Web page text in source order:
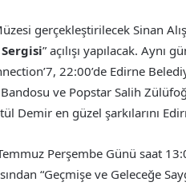
gerçekleştirilecek Sinan
” açılışı yapılacak. Aynı
22:00’de Edirne
ve Popstar Salih
Demir en güzel şarkılarını
Perşembe Günü saat
“Geçmişe ve Geleceğe